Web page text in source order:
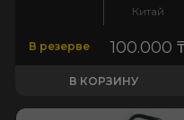
Китай
В резерве 100.000
В КОРЗИНУ